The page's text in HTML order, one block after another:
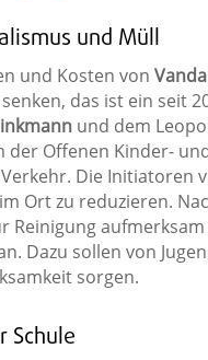
und Müll
und Kosten von
das ist ein seit
und dem
der Offenen Kinder-
Die Initiatoren
im Ort zu reduzieren.
Reinigung
Dazu sollen von
sorgen.
Schule